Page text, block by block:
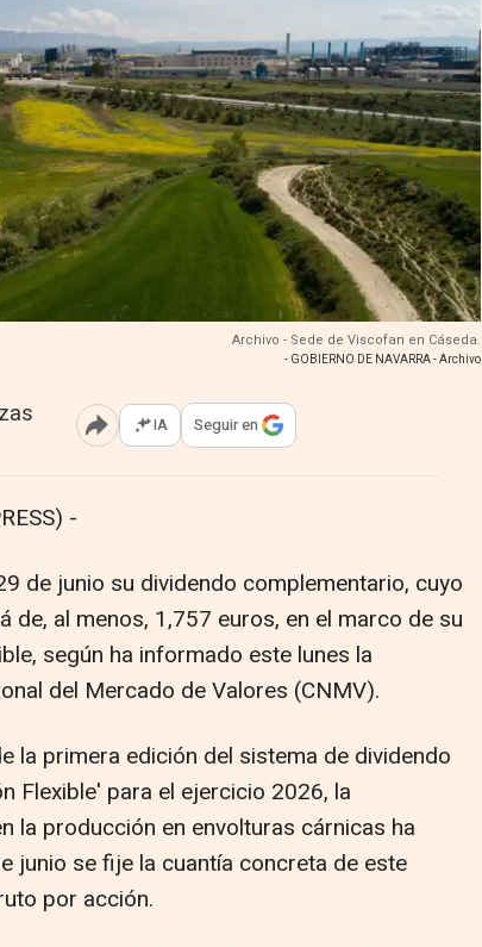
Archivo - Sede de Viscofan en Cáseda.
- GOBIERNO DE NAVARRA - Archivo
Abrir opciones para compartir
IA Seguir en
-
de junio su dividendo complementario, cuyo
al menos, 1,757 euros, en el marco de su
según ha informado este lunes la
del Mercado de Valores (CNMV).
la primera edición del sistema de dividendo
Flexible' para el ejercicio 2026, la
la producción en envolturas cárnicas ha
junio se fije la cuantía concreta de este
por acción.